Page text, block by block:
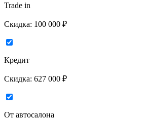
Trade in
Скидка: 100 000 ₽
Кредит
Скидка: 627 000 ₽
От автосалона